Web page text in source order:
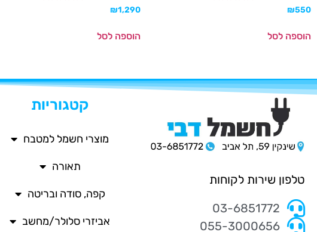
₪550
הוספה לסל
₪1,290
הוספה לסל
טלפון שירות לקוחות
03-6851772
055-3000656
קטגוריות
מוצרי חשמל למטבח
תאורה
קפה, סודה ובריטה
אביזרי סלולר/מחשב